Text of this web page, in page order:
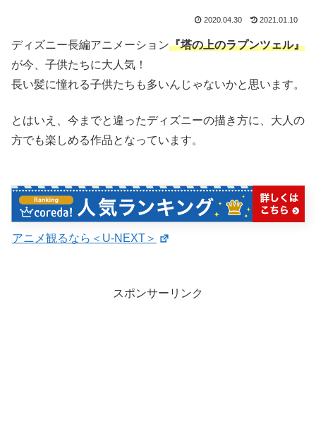
2020.04.30 2021.01.10
ディズニー長編アニメーション『塔の上のラプンツェル』
が今、子供たちに大人気！
長い髪に憧れる子供たちも多いんじゃないかと思います。
とはいえ、今までと違ったディズニーの描き方に、大人の
方でも楽しめる作品となっています。
アニメ観るなら＜U-NEXT＞
スポンサーリンク